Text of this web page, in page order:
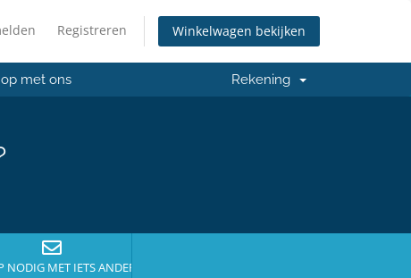
Registreren Winkelwagen bekijken
met ons Rekening
NODIG MET IETS ANDERS?